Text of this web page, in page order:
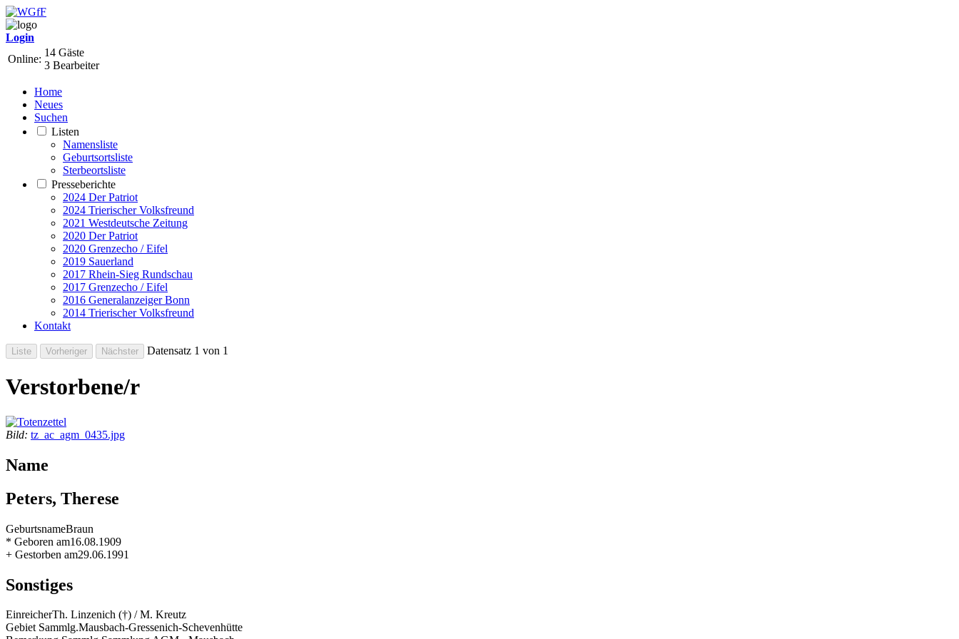
Login
Online:
14 Gäste
3 Bearbeiter
Home
Neues
Suchen
Listen
Namensliste
Geburtsortsliste
Sterbeortsliste
Presseberichte
2024 Der Patriot
2024 Trierischer Volksfreund
2021 Westdeutsche Zeitung
2020 Der Patriot
2020 Grenzecho / Eifel
2019 Sauerland
2017 Rhein-Sieg Rundschau
2017 Grenzecho / Eifel
2016 Generalanzeiger Bonn
2014 Trierischer Volksfreund
Kontakt
Datensatz 1 von 1
Verstorbene/r
Bild: tz_ac_agm_0435.jpg
Name
Peters, Therese
GeburtsnameBraun
* Geboren am16.08.1909
+ Gestorben am29.06.1991
Sonstiges
EinreicherTh. Linzenich (†) / M. Kreutz
Gebiet Sammlg.Mausbach-Gressenich-Schevenhütte